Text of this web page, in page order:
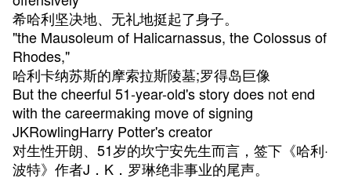
希哈利坚决地、无礼地挺起了身子。
"the Mausoleum of Halicarnassus, the Colossus of
Rhodes,"
哈利卡纳苏斯的摩索拉斯陵墓;罗得岛巨像
But the cheerful 51-year-old's story does not end
with the careermaking move of signing
JKRowlingHarry Potter's creator
对生性开朗、51岁的坎宁安先生而言，签下《哈利·
波特》作者J．K．罗琳绝非事业的尾声。